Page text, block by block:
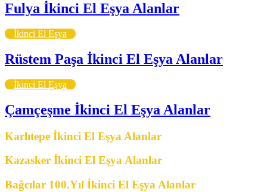
Fulya İkinci El Eşya Alanlar
İkinci El Eşya
Rüstem Paşa İkinci El Eşya Alanlar
İkinci El Eşya
Çamçeşme İkinci El Eşya Alanlar
Karlıtepe İkinci El Eşya Alanlar
Kazasker İkinci El Eşya Alanlar
Bağcılar 100.Yıl İkinci El Eşya Alanlar